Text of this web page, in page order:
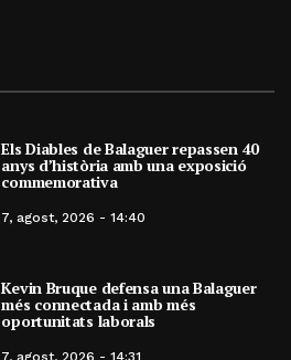
Els Diables de Balaguer repassen 40
anys d’història amb una exposició
commemorativa
7, agost, 2026 - 14:40
Kevin Bruque defensa una Balaguer
més connectada i amb més
oportunitats laborals
7, agost, 2026 - 14:31